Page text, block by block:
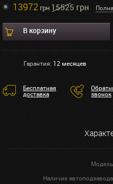
13972 грн 15525 грн
В корзину
Гарантия: 12 месяцев
Бесплатная
доставка звонок
Наличие